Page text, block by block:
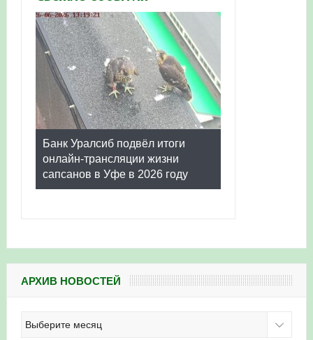
Банк Уралсиб подвёл итоги
онлайн-трансляции жизни
сапсанов в Уфе в 2026 году
АРХИВ НОВОСТЕЙ
новостей